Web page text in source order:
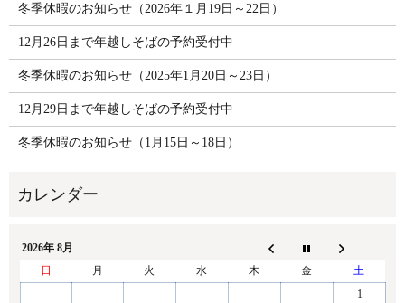
冬季休暇のお知らせ（2026年１月19日～22日）
12月26日まで年越しそばの予約受付中
冬季休暇のお知らせ（2025年1月20日～23日）
12月29日まで年越しそばの予約受付中
冬季休暇のお知らせ（1月15日～18日）
2026年 8月
日
月 火 水 木 金
土
1